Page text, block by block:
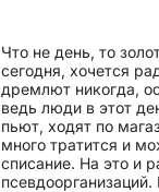
Что не день, то
сегодня, хочется
дремлют никогда,
ведь люди в этот
пьют, ходят по
много тратится и
списание. На это и